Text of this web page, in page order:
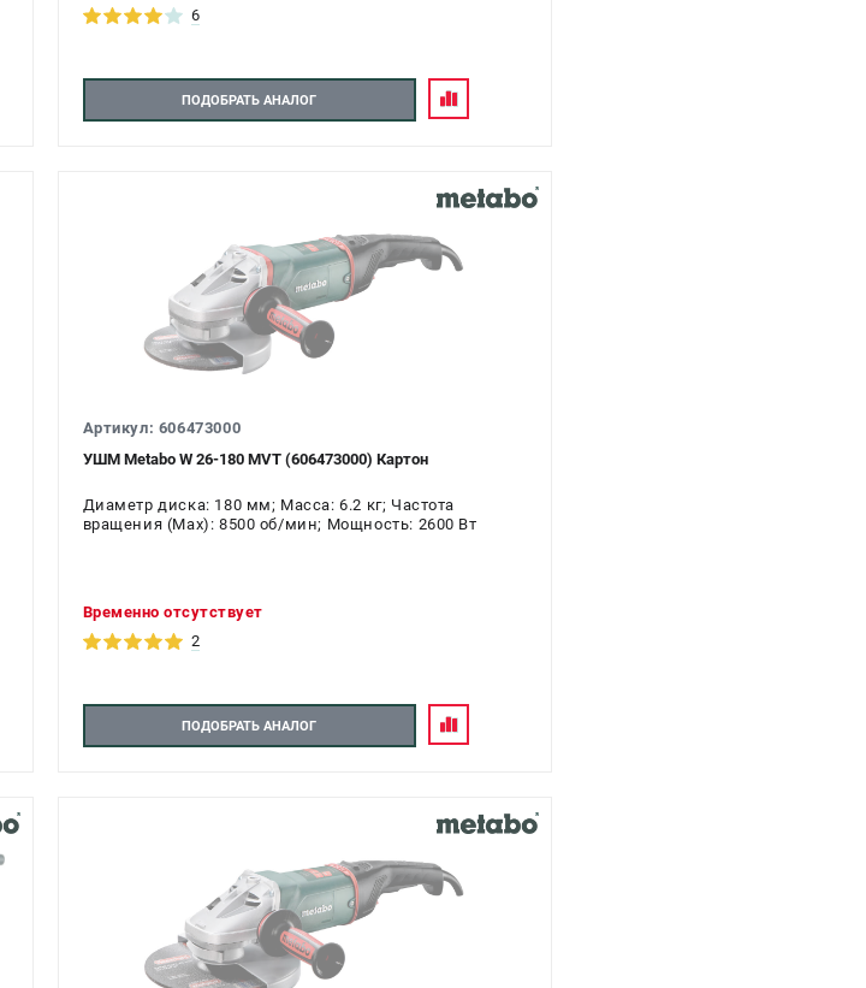
6
ПОДОБРАТЬ АНАЛОГ
Артикул: 606473000
УШМ Metabo W 26-180 MVT (606473000) Картон
Диаметр диска: 180 мм; Масса: 6.2 кг; Частота
вращения (Max): 8500 об/мин; Мощность: 2600 Вт
Временно отсутствует
2
ПОДОБРАТЬ АНАЛОГ